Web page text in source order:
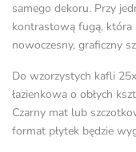
samego dekoru. Przy
kontrastową fugą, która
nowoczesny, graficzny
Do wzorzystych kafli
łazienkowa o obłych
Czarny mat lub
format płytek będzie